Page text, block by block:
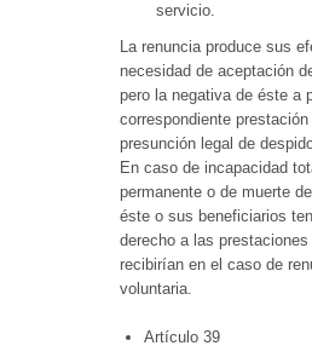
servicio.
La renuncia produce sus
necesidad de aceptación
pero la negativa de éste a
correspondiente
presunción legal de
En caso de incapacidad
permanente o de muerte
éste o sus beneficiarios
derecho a las prestaciones
recibirían en el caso de
voluntaria.
Artículo 39